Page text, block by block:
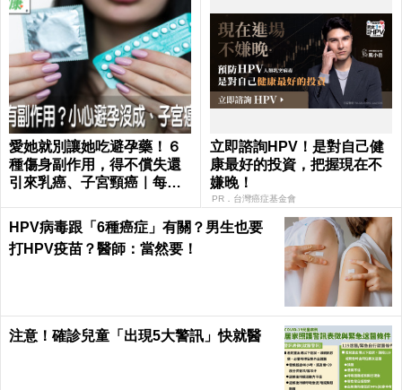
愛她就別讓她吃避孕藥！６
種傷身副作用，得不償失還
引來乳癌、子宮頸癌｜每日
立即諮詢HPV！是對自己健
康最好的投資，把握現在不
嫌晚！
PR．台灣癌症基金會
HPV病毒跟「6種癌症」有關？男生也要
打HPV疫苗？醫師：當然要！
注意！確診兒童「出現5大警訊」快就醫